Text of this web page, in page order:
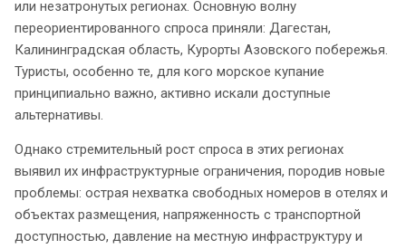
или незатронутых регионах. Основную волну
переориентированного спроса приняли: Дагестан,
Калининградская область, Курорты Азовского побережья.
Туристы, особенно те, для кого морское купание
принципиально важно, активно искали доступные
альтернативы.
Однако стремительный рост спроса в этих регионах
выявил их инфраструктурные ограничения, породив новые
проблемы: острая нехватка свободных номеров в отелях и
объектах размещения, напряженность с транспортной
доступностью, давление на местную инфраструктуру и